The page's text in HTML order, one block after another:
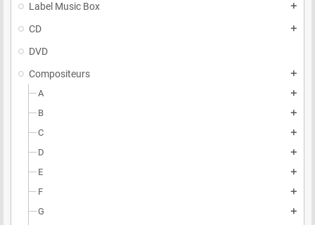
Label Music Box add
CD add
DVD
Compositeurs
add
A add
B add
C add
D add
E add
F add
G add